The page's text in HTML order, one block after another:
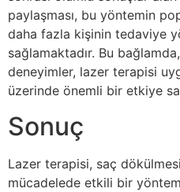
paylaşması, bu yöntemin
daha fazla kişinin tedaviye
sağlamaktadır. Bu
deneyimler, lazer terapisi
üzerinde önemli bir etkiye
Sonuç
Lazer terapisi, saç
mücadelede etkili bir